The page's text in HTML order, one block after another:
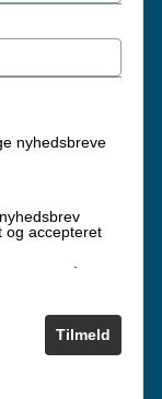
nyhedsbreve
accepteret
Tilmeld